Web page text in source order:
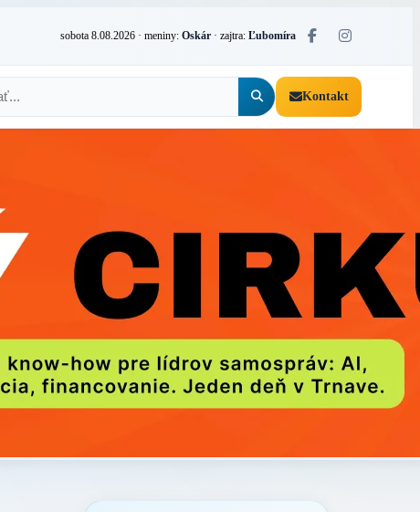
sobota 8.08.2026 · meniny: Oskár · zajtra: Ľubomíra
Kontakt